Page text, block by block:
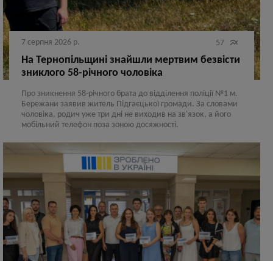
7 серпня 2026 р. 57 
На Тернопільщині знайшли мертвим безвісти
зниклого 58-річного чоловіка
Про зникнення 58-річного брата до відділення поліції №1 м.
Бережани заявив житель Підгаєцької громади. За словами
чоловіка, родич уже три дні не виходив на зв'язок, а його
мобільний телефон поза зоною досяжності.